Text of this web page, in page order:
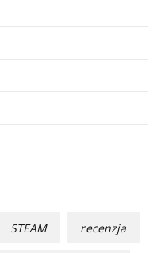
STEAM recenzja